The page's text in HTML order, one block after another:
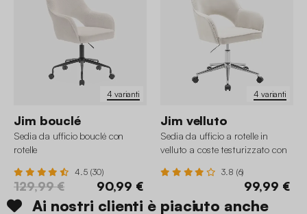
4 varianti
Jim bouclé
Sedia da ufficio bouclé con
rotelle
4.5 (30)
129,99 € 90,99 €
4 varianti
Jim velluto
Sedia da ufficio a rotelle in
velluto a coste testurizzato con
3.8 (6)
99,99 €
Ai nostri clienti è piaciuto anche